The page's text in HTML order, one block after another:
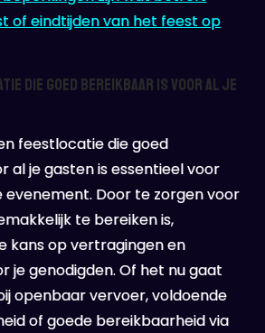
of eindtijden van het feest op
die goed bereikbaar is voor al je
feestlocatie die goed
al je gasten is essentieel voor
evenement. Door te zorgen voor
te bereiken is,
kans op vertragingen en
je genodigden. Of het nu gaat
openbaar vervoer, voldoende
of goede bereikbaarheid via